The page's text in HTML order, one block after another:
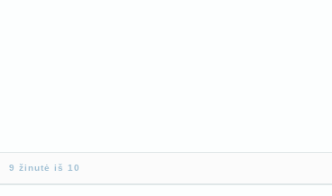
9 žinutė iš 10